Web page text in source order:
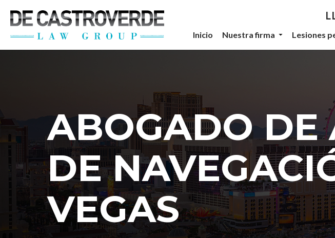
Inicio Nuestra firma Lesiones
ABOGADO DE
DE
VEGAS
Stay Connected with De
By submitting this form, you are consenting to receive marketing emails from: De
revoke your consent to receive emails at any time by using the SafeUnsubscribe® link, found